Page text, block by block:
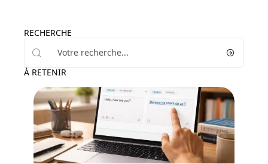
RECHERCHE
À RETENIR
Actu